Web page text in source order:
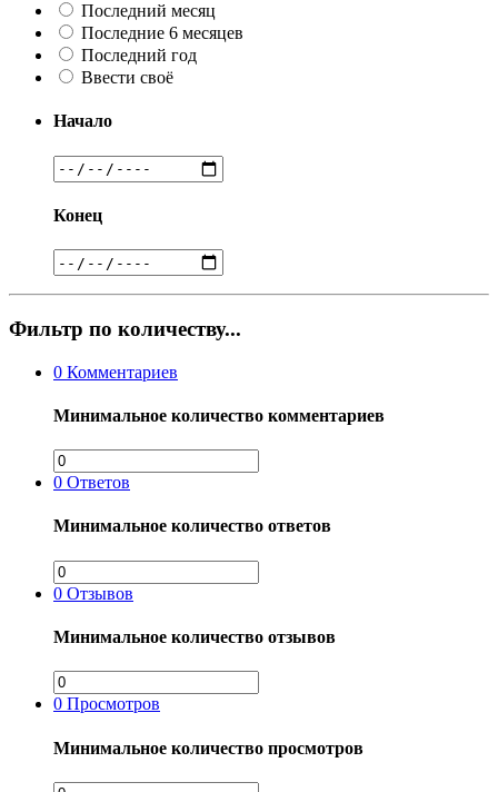
Последний месяц
Последние 6 месяцев
Последний год
Ввести своё
Начало
Конец
Фильтр по количеству...
0 Комментариев
Минимальное количество комментариев
0 Ответов
Минимальное количество ответов
0 Отзывов
Минимальное количество отзывов
0 Просмотров
Минимальное количество просмотров